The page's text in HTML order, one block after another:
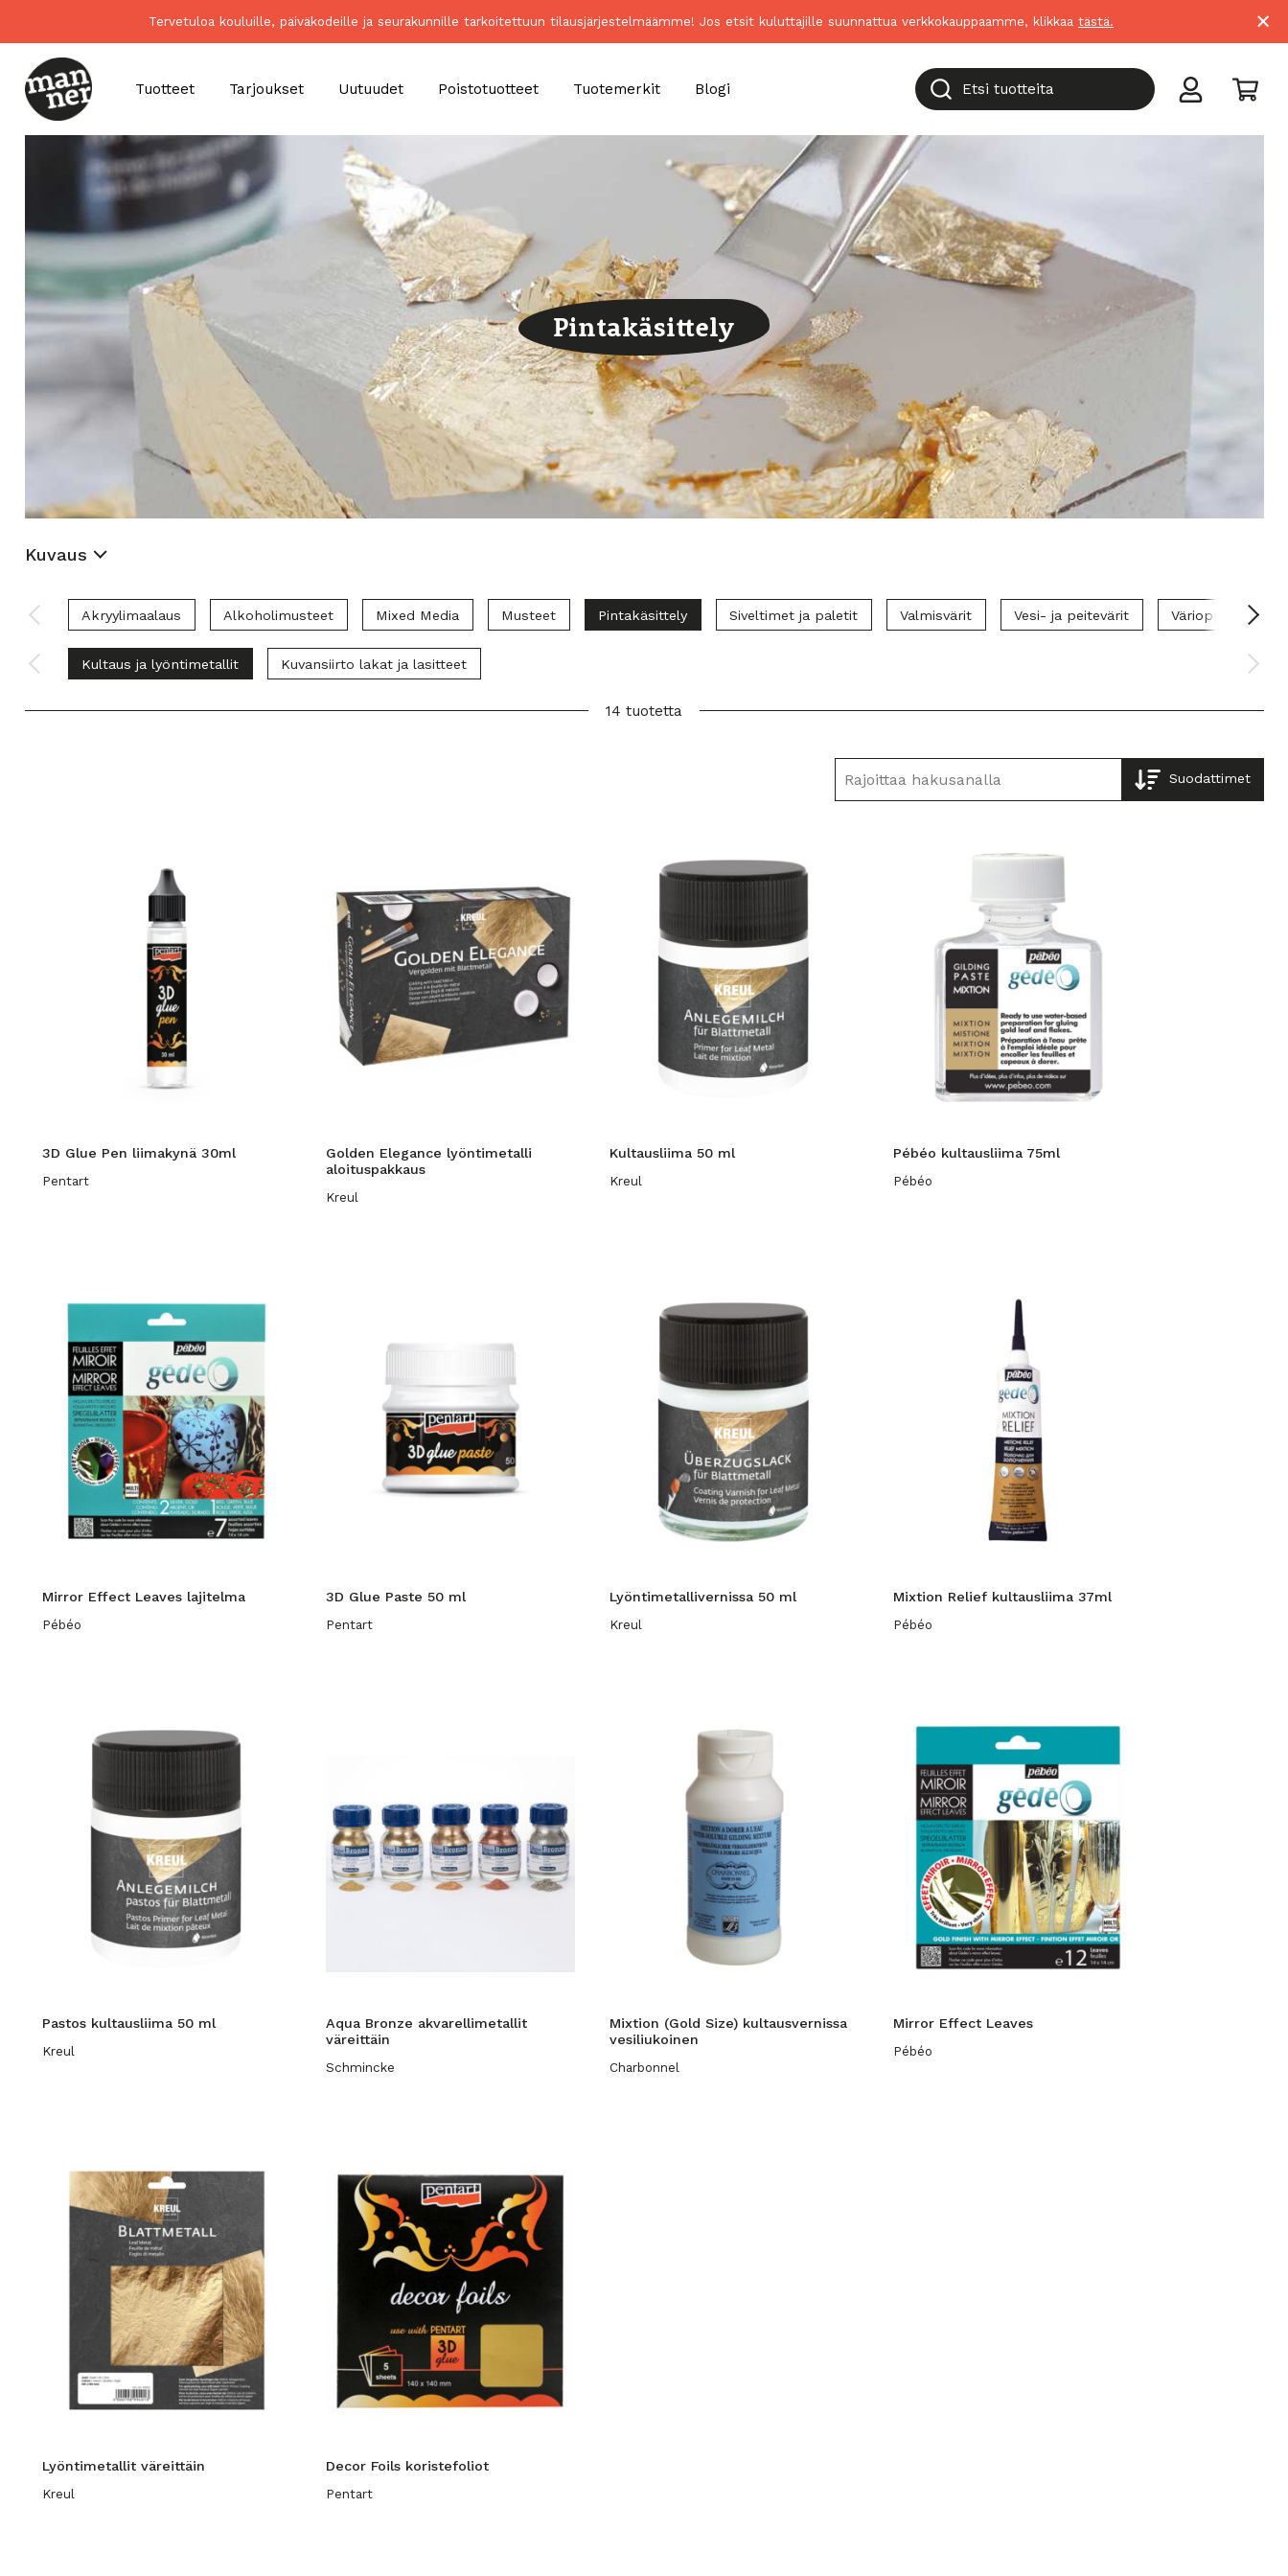
Tervetuloa kouluille, päiväkodeille ja seurakunnille tarkoitettuun tilausjärjestelmäämme! Jos etsit kuluttajille suunnattua verkkokauppaamme, klikkaa tästä. ×
Tuotteet Tarjoukset Uutuudet Poistotuotteet Tuotemerkit Blogi Etsi tuotteita
Pintakäsittely
Kuvaus
Akryylimaalaus Alkoholimusteet Mixed Media Musteet Pintakäsittely Siveltimet ja paletit Valmisvärit Vesi- ja peitevärit Värioppi
Kultaus ja lyöntimetallit Kuvansiirto lakat ja lasitteet
14 tuotetta
Suodattimet
3D Glue Pen liimakynä 30ml
Pentart
Golden Elegance lyöntimetalli
aloituspakkaus
Kreul
Kultausliima 50 ml
Kreul
Pébéo kultausliima 75ml
Pébéo
Mirror Effect Leaves lajitelma
Pébéo
3D Glue Paste 50 ml
Pentart
Lyöntimetallivernissa 50 ml
Kreul
Mixtion Relief kultausliima 37ml
Pébéo
Pastos kultausliima 50 ml
Kreul
Aqua Bronze akvarellimetallit
väreittäin
Schmincke
Mixtion (Gold Size) kultausvernissa
vesiliukoinen
Charbonnel
Mirror Effect Leaves
Pébéo
Lyöntimetallit väreittäin
Kreul
Decor Foils koristefoliot
Pentart